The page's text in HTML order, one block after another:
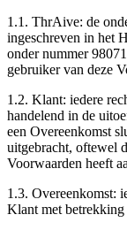
1.1. ThrAive: de
ingeschreven in het
onder nummer
gebruiker van deze
1.2. Klant: iedere
handelend in de
een Overeenkomst
uitgebracht, oftewel
Voorwaarden heeft
1.3. Overeenkomst:
Klant met